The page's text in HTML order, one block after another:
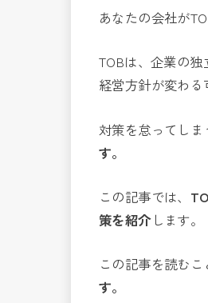
あなたの会社が
TOBは、企業の
経営方針が変わる
対策を怠ってしま
す。
この記事では、
策を紹介します。
この記事を読むこ
す。